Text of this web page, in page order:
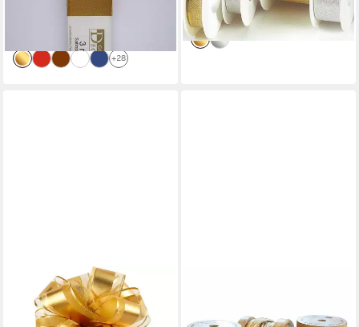
(0,65 €/ 1 m)
lieferbar - in 3-4 Werktagen bei dir
+28
(0,98 €/ 1 m)
lieferbar - in 3-4 Werktagen bei dir
LUXUSKOLLEKTION
Geschenkband
Geschenkschleife 5Stück
Tamsworth gold